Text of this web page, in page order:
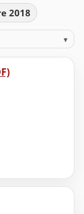
2018
▾